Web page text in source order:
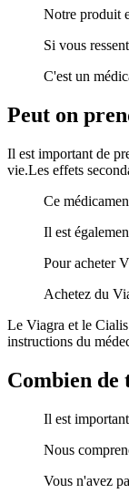
Notre produit
Si vous
C'est un
Peut on
Il est important de
vie.Les effets
Ce
Il est
Pour acheter
Achetez du
Le Viagra et le
instructions du
Combien de
Il est
Nous
Vous n'avez